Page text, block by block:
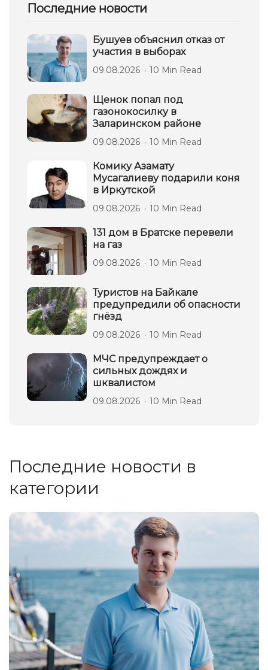
Последние новости
Бушуев объяснил отказ от
участия в выборах
09.08.2026 10 Min Read
Щенок попал под
газонокосилку в
Заларинском районе
09.08.2026 10 Min Read
Комику Азамату
Мусагалиеву подарили коня
в Иркутской
09.08.2026 10 Min Read
131 дом в Братске перевели
на газ
09.08.2026 10 Min Read
Туристов на Байкале
предупредили об опасности
гнёзд
09.08.2026 10 Min Read
МЧС предупреждает о
сильных дождях и
шквалистом
09.08.2026 10 Min Read
Последние новости в
категории